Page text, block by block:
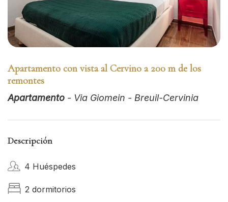
Apartamento con vista al Cervino a 200 m de los
remontes
Apartamento - Via Giomein - Breuil-Cervinia
Descripción
4 Huéspedes
2 dormitorios